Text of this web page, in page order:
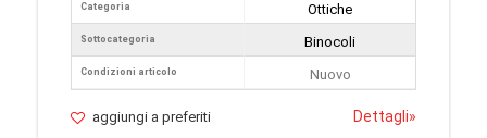
Categoria
Sottocategoria
Condizioni articolo
Ottiche
Binocoli
Nuovo
aggiungi a preferiti Dettagli»